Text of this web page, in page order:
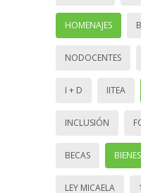
HOMENAJES
NODOCENTES
I + D IITEA
INCLUSIÓN
BECAS
LEY MICAELA